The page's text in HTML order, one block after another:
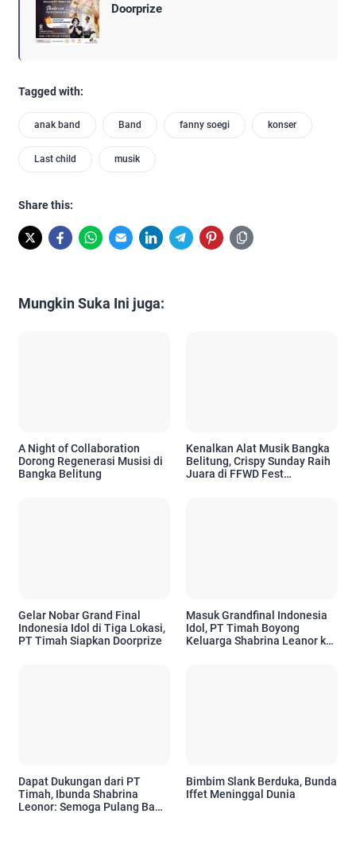
Doorprize
Tagged with:
anak band Band fanny soegi konser
Last child musik
Share this:
Mungkin Suka Ini juga:
A Night of Collaboration
Dorong Regenerasi Musisi di
Bangka Belitung
Kenalkan Alat Musik Bangka
Belitung, Crispy Sunday Raih
Juara di FFWD Fest
Gelar Nobar Grand Final
Indonesia Idol di Tiga Lokasi,
PT Timah Siapkan Doorprize
Masuk Grandfinal Indonesia
Idol, PT Timah Boyong
Keluarga Shabrina Leanor ke
Dapat Dukungan dari PT
Timah, Ibunda Shabrina
Leonor: Semoga Pulang Bawa
Bimbim Slank Berduka, Bunda
Iffet Meninggal Dunia